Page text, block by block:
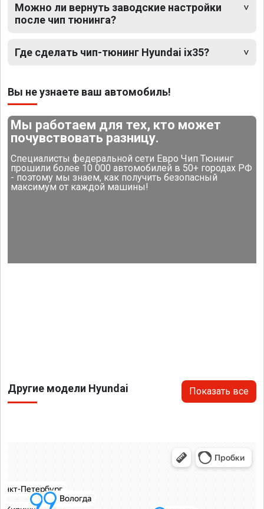
Можно ли вернуть заводские настройки
после чип тюнинга?
Где сделать чип-тюнинг Hyundai ix35?
Вы не узнаете ваш автомобиль!
Мы работаем для тех, кто может
почувствовать разницу.
Специалисты федеральной сети Евро Чип Тюнинг
прошили более 10 000 автомобилей в 50+ городах РФ
- поэтому мы знаем, как получить безопасный
максимум от каждой машины!
Другие модели Hyundai Показать все